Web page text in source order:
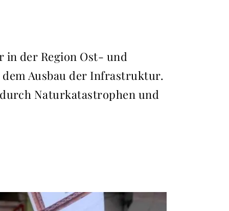
in der Region Ost- und
Ausbau der Infrastruktur.
Naturkatastrophen und